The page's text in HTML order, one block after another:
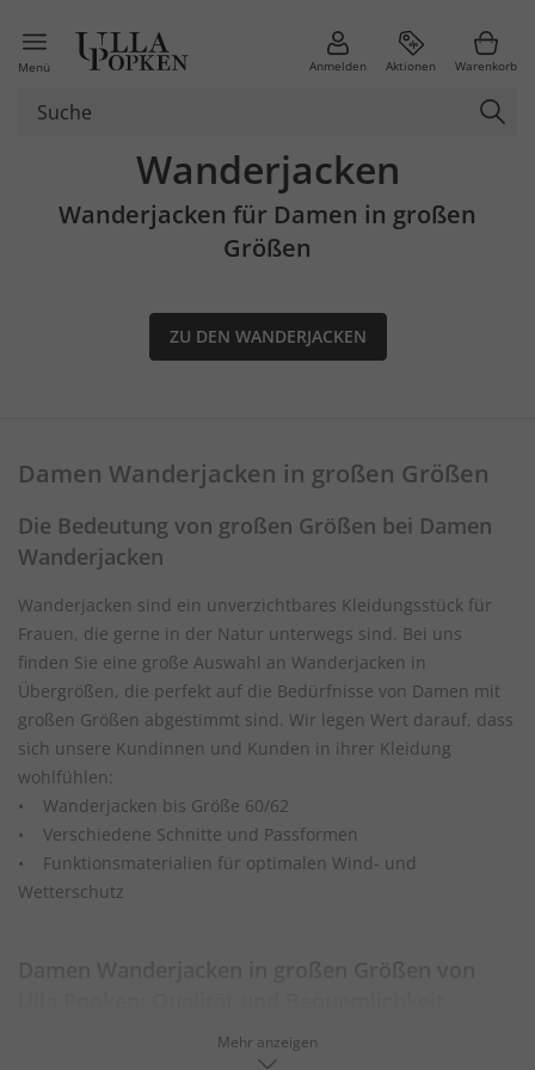
Menü Anmelden Aktionen Warenkorb
Wanderjacken
Wanderjacken für Damen in großen
Größen
ZU DEN WANDERJACKEN
Damen Wanderjacken in großen Größen
Die Bedeutung von großen Größen bei Damen
Wanderjacken
Wanderjacken sind ein unverzichtbares Kleidungsstück für
Frauen, die gerne in der Natur unterwegs sind. Bei uns
finden Sie eine große Auswahl an Wanderjacken in
Übergrößen, die perfekt auf die Bedürfnisse von Damen mit
großen Größen abgestimmt sind. Wir legen Wert darauf, dass
sich unsere Kundinnen und Kunden in ihrer Kleidung
wohlfühlen:
• Wanderjacken bis Größe 60/62
• Verschiedene Schnitte und Passformen
• Funktionsmaterialien für optimalen Wind- und
Wetterschutz
Mehr anzeigen